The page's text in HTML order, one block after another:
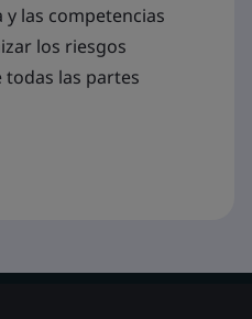
las competencias
los riesgos
todas las partes